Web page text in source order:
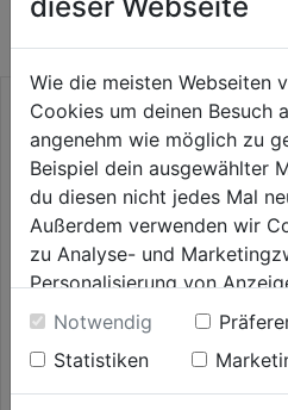
KATEGORIE
Wie die meisten Webseiten
Cookies um deinen Besuch
angenehm wie möglich zu
Beispiel dein ausgewählter
du diesen nicht jedes Mal
Außerdem verwenden wir
zu Analyse- und
Personalisierung von
Einwilligung werden die
unter anderem auch in den
Durch Klick auf "Alle
der Verwendung aller
Notwendig
Statistiken